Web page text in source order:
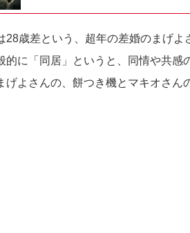
28歳差という、超年の差婚のまげ
的に「同居」というと、同情や共感
よさんの、餅つき機とマキオさん